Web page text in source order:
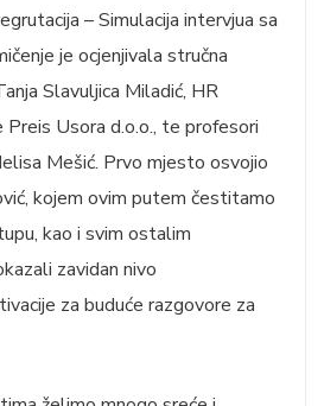
– Simulacija intervjua sa
je ocjenjivala stručna
Slavuljica Miladić, HR
Preis Usora d.o.o., te profesori
Mešić. Prvo mjesto osvojio
kojem ovim putem čestitamo
kao i svim ostalim
zavidan nivo
za buduće razgovore za